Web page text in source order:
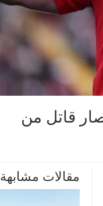
قاتل من
مقالات مشابهة